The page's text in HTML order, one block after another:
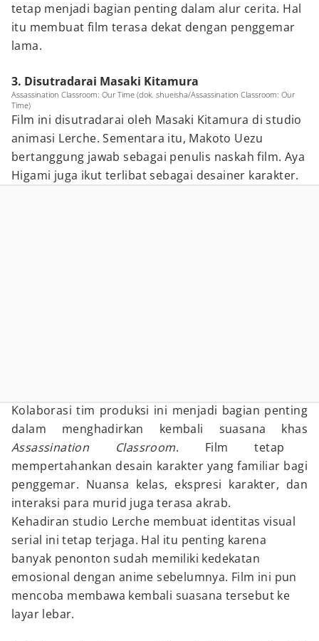
tetap menjadi bagian penting dalam alur cerita. Hal
itu membuat film terasa dekat dengan penggemar
lama.
3. Disutradarai Masaki Kitamura
Assassination Classroom: Our Time (dok. shueisha/Assassination Classroom: Our
Time)
Film ini disutradarai oleh Masaki Kitamura di studio
animasi Lerche. Sementara itu, Makoto Uezu
bertanggung jawab sebagai penulis naskah film. Aya
Higami juga ikut terlibat sebagai desainer karakter.
Kolaborasi tim produksi ini menjadi bagian penting
dalam menghadirkan kembali suasana khas
Assassination Classroom. Film tetap
mempertahankan desain karakter yang familiar bagi
penggemar. Nuansa kelas, ekspresi karakter, dan
interaksi para murid juga terasa akrab.
Kehadiran studio Lerche membuat identitas visual
serial ini tetap terjaga. Hal itu penting karena
banyak penonton sudah memiliki kedekatan
emosional dengan anime sebelumnya. Film ini pun
mencoba membawa kembali suasana tersebut ke
layar lebar.